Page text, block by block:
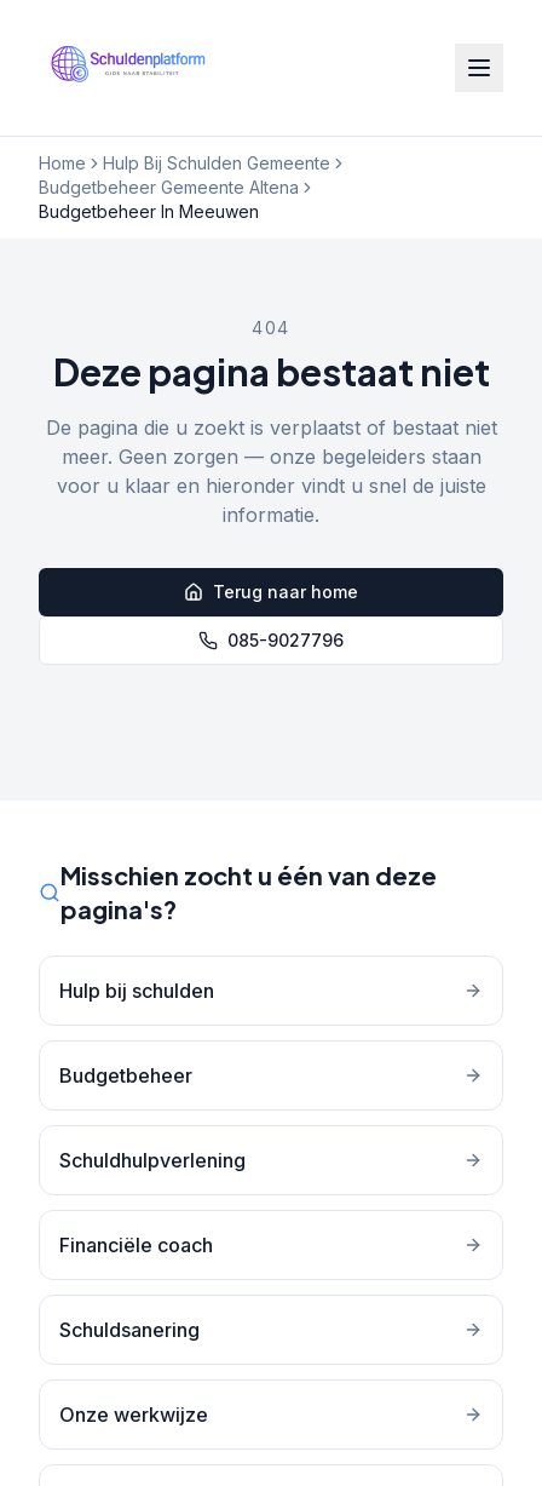
Home
Hulp Bij Schulden Gemeente
Budgetbeheer Gemeente Altena
Budgetbeheer In Meeuwen
404
Deze pagina bestaat niet
De pagina die u zoekt is verplaatst of bestaat niet
meer. Geen zorgen — onze begeleiders staan
voor u klaar en hieronder vindt u snel de juiste
informatie.
Terug naar home
085-9027796
Misschien zocht u één van deze
pagina's?
Hulp bij schulden
Budgetbeheer
Schuldhulpverlening
Financiële coach
Schuldsanering
Onze werkwijze